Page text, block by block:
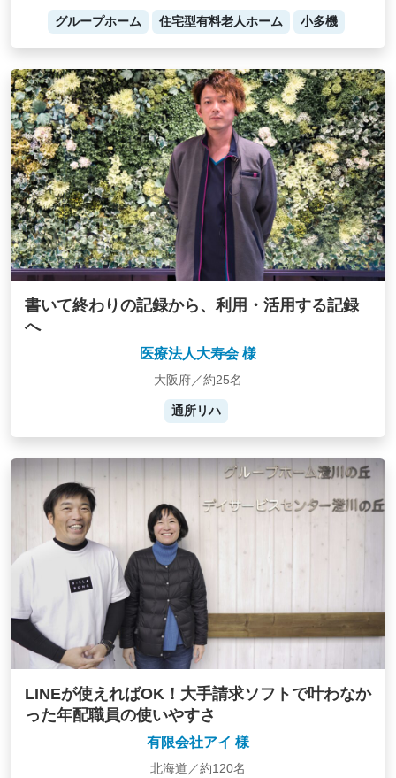
グループホーム 住宅型有料老人ホーム 小多機
書いて終わりの記録から、利用・活用する記録
へ
医療法人大寿会 様
大阪府／約25名
通所リハ
LINEが使えればOK！大手請求ソフトで叶わなか
った年配職員の使いやすさ
有限会社アイ 様
北海道／約120名